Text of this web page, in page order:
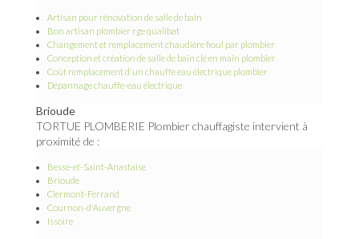
Artisan pour rénovation de salle de bain
Bon artisan plombier rge qualibat
Changement et remplacement chaudière fioul par plombier
Conception et création de salle de bain clé en main plombier
Coût remplacement d'un chauffe eau électrique plombier
Dépannage chauffe-eau électrique
Brioude
TORTUE PLOMBERIE Plombier chauffagiste intervient à
proximité de :
Besse-et-Saint-Anastaise
Brioude
Clermont-Ferrand
Cournon-d'Auvergne
Issoire